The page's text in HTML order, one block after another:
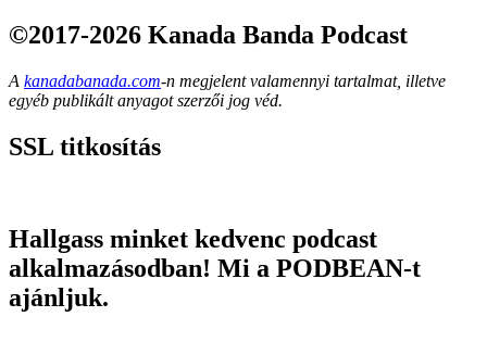
©2017-2026 Kanada Banda Podcast
A kanadabanada.com-n megjelent valamennyi tartalmat, illetve
egyéb publikált anyagot szerzői jog véd.
SSL titkosítás
Hallgass minket kedvenc podcast
alkalmazásodban! Mi a PODBEAN-t
ajánljuk.